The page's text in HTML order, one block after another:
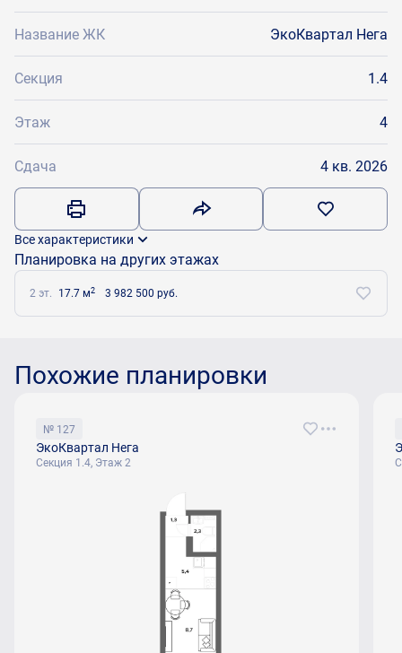
Название ЖК ЭкоКвартал Нега
Секция 1.4
Этаж 4
Сдача 4 кв. 2026
Все характеристики
Планировка на других этажах
2 эт. 17.7 м2 3 982 500 руб.
Похожие планировки
№ 127
ЭкоКвартал Нега
Секция 1.4, Этаж 2